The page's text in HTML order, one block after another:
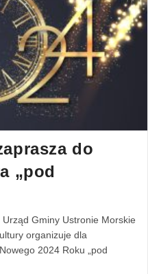
do
„pod
Gminy Ustronie Morskie
organizuje dla
2024 Roku „pod